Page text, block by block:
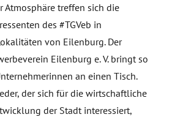
Atmosphäre treffen sich die
des #TGVeb in
von Eilenburg. Der
Eilenburg e. V. bringt so
an einen Tisch.
der sich für die wirtschaftliche
der Stadt interessiert,